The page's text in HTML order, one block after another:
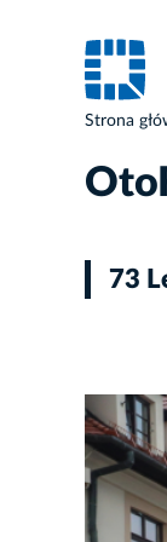
Strona
73